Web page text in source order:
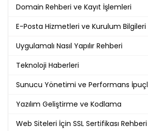
Domain Rehberi ve Kayıt İşlemleri
E-Posta Hizmetleri ve Kurulum Bilgileri
Uygulamalı Nasıl Yapılır Rehberi
Teknoloji Haberleri
Sunucu Yönetimi ve Performans
Yazılım Geliştirme ve Kodlama
Web Siteleri İçin SSL Sertifikası Rehberi